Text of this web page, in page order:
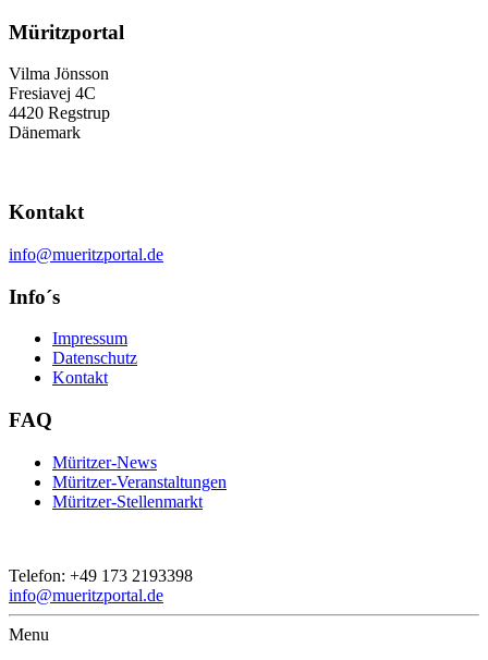
Müritzportal
Vilma Jönsson
Fresiavej 4C
4420 Regstrup
Dänemark
Kontakt
info@mueritzportal.de
Info´s
Impressum
Datenschutz
Kontakt
FAQ
Müritzer-News
Müritzer-Veranstaltungen
Müritzer-Stellenmarkt
Telefon: +49 173 2193398
info@mueritzportal.de
Menu